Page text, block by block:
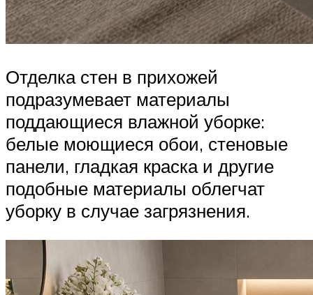
Отделка стен в прихожей
подразумевает материалы
поддающиеся влажной уборке:
белые моющиеся обои, стеновые
панели, гладкая краска и другие
подобные материалы облегчат
уборку в случае загрязнения.